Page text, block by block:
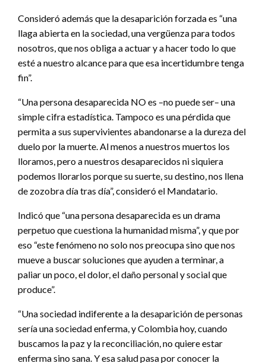
Consideró además que la desaparición forzada es “una
llaga abierta en la sociedad, una vergüenza para todos
nosotros, que nos obliga a actuar y a hacer todo lo que
esté a nuestro alcance para que esa incertidumbre tenga
fin”.
“Una persona desaparecida NO es –no puede ser– una
simple cifra estadística. Tampoco es una pérdida que
permita a sus supervivientes abandonarse a la dureza del
duelo por la muerte. Al menos a nuestros muertos los
lloramos, pero a nuestros desaparecidos ni siquiera
podemos llorarlos porque su suerte, su destino, nos llena
de zozobra día tras día”, consideró el Mandatario.
Indicó que “una persona desaparecida es un drama
perpetuo que cuestiona la humanidad misma”, y que por
eso “este fenómeno no solo nos preocupa sino que nos
mueve a buscar soluciones que ayuden a terminar, a
paliar un poco, el dolor, el daño personal y social que
produce”.
“Una sociedad indiferente a la desaparición de personas
sería una sociedad enferma, y Colombia hoy, cuando
buscamos la paz y la reconciliación, no quiere estar
enferma sino sana. Y esa salud pasa por conocer la